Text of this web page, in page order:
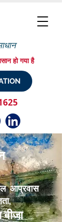
हो गया है
आप्रवास
वीजा